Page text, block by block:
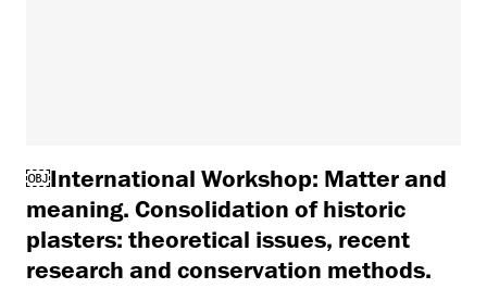
￼International Workshop: Matter and
meaning. Consolidation of historic
plasters: theoretical issues, recent
research and conservation methods.